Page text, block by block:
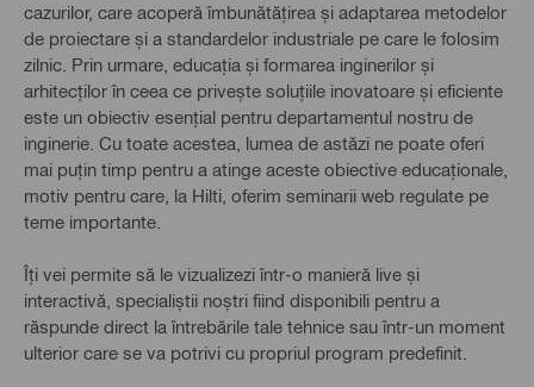
cazurilor, care acoperă îmbunătățirea și adaptarea metodelor
de proiectare și a standardelor industriale pe care le folosim
zilnic. Prin urmare, educația și formarea inginerilor și
arhitecților în ceea ce privește soluțiile inovatoare și eficiente
este un obiectiv esențial pentru departamentul nostru de
inginerie. Cu toate acestea, lumea de astăzi ne poate oferi
mai puțin timp pentru a atinge aceste obiective educaționale,
motiv pentru care, la Hilti, oferim seminarii web regulate pe
teme importante.
Îți vei permite să le vizualizezi într-o manieră live și
interactivă, specialiștii noștri fiind disponibili pentru a
răspunde direct la întrebările tale tehnice sau într-un moment
ulterior care se va potrivi cu propriul program predefinit.